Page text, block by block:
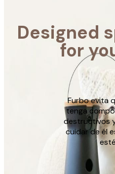
Designed
for
Furbo evita
tenga
destructivos
cuidar de él